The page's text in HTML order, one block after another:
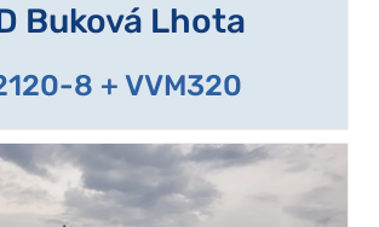
Buková Lhota
8 + VVM320